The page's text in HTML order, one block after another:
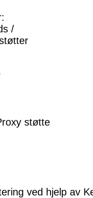
/
støtte
ved hjelp av